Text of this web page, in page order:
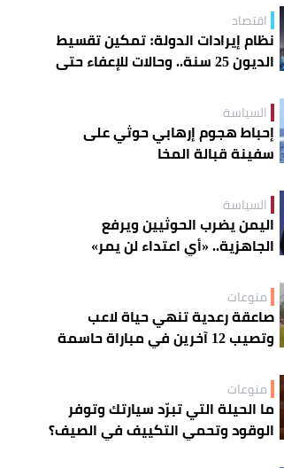
اقتصاد
نظام إيرادات الدولة: تمكين تقسيط
الديون 25 سنة.. وحالات للإعفاء حتى
السياسة
إحباط هجوم إرهابي حوثي على
سفينة قبالة المخا
السياسة
اليمن يضرب الحوثيين ويرفع
الجاهزية.. «أي اعتداء لن يمر»
منوعات
صاعقة رعدية تنهي حياة لاعب
وتصيب 12 آخرين في مباراة حاسمة
منوعات
ما الحيلة التي تبرّد سيارتك وتوفر
الوقود وتحمي التكييف في الصيف؟